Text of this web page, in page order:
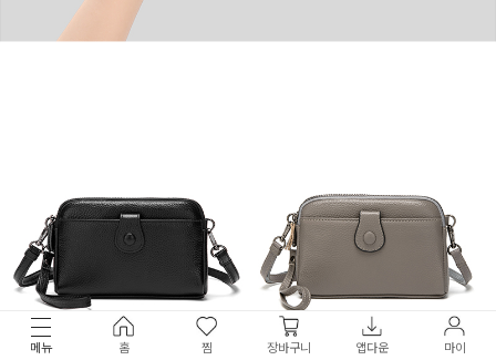
메뉴 홈 찜 장바구니 앱다운 마이